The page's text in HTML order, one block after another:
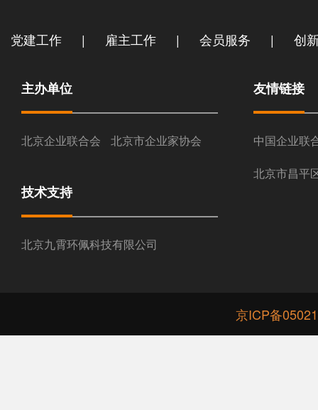
党建工作 | 雇主工作 | 会员服务 | 创
主办单位
北京企业联合会 北京市企业家协会
技术支持
北京九霄环佩科技有限公司
友情链接
中国企业联
北京市昌平
京ICP备